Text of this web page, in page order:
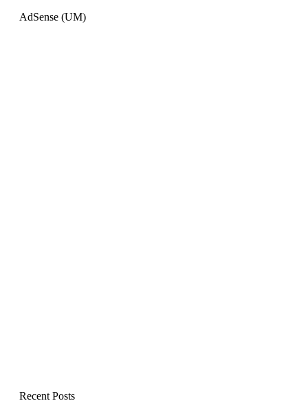
AdSense (UM)
Recent Posts